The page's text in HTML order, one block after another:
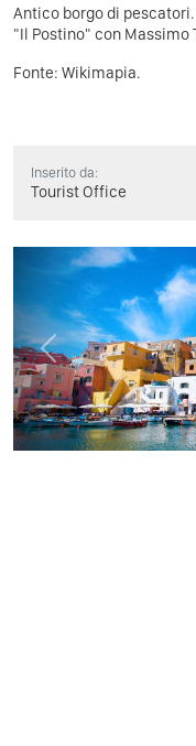
Antico borgo di
"Il Postino" con Massimo
Fonte: Wikimapia.
Inserito da:
Tourist Office
Previous